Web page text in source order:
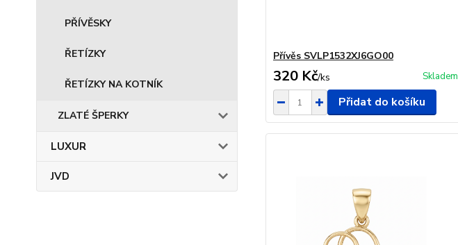
PŘÍVĚSKY
ŘETÍZKY
ŘETÍZKY NA KOTNÍK
ZLATÉ ŠPERKY
LUXUR
JVD
Přívěs SVLP1532XJ6GO00
320 Kč/ks Skladem
Přidat do košíku